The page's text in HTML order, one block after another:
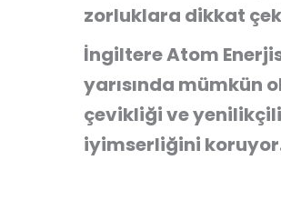
zorluklara dikkat
İngiltere Atom
yarısında mümkün
çevikliği ve
iyimserliğini